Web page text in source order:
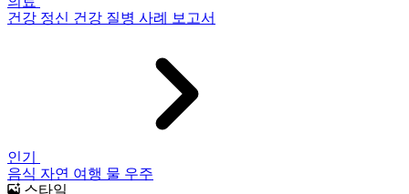
건강 정신 건강 질병 사례 보고서
인기
음식 자연 여행 물 우주
스타일